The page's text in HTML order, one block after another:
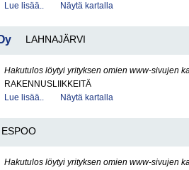
Lue lisää..
Näytä kartalla
LAHNAJÄRVI
Hakutulos löytyi yrityksen omien www-sivujen
RAKENNUSLIIKKEITÄ
Lue lisää..
Näytä kartalla
ESPOO
Hakutulos löytyi yrityksen omien www-sivujen